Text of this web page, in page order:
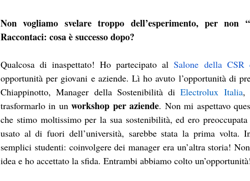
Non vogliamo svelare troppo dell’esperimento, per non
Raccontaci: cosa è successo dopo?
Qualcosa di inaspettato! Ho partecipato al Salone della CSR
opportunità per giovani e aziende. Lì ho avuto l’opportunità di
Chiappinotto, Manager della Sostenibilità di Electrolux Italia,
trasformarlo in un workshop per aziende. Non mi aspettavo
che stimo moltissimo per la sua sostenibilità, ed ero
usato al di fuori dell’università, sarebbe stata la prima volta.
semplici studenti: coinvolgere dei manager era un’altra storia!
idea e ho accettato la sfida. Entrambi abbiamo colto